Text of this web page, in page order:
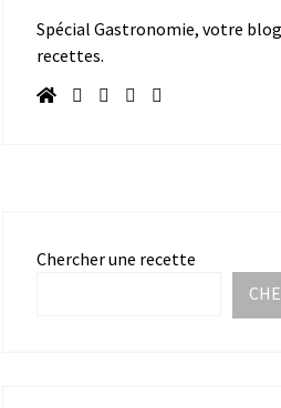
Spécial Gastronomie, votre
recettes.
Chercher une recette